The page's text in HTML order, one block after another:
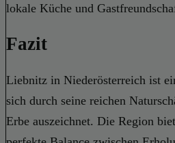
lokale Küche und
Fazit
Liebnitz in Niederösterreich ist
sich durch seine reichen
Erbe auszeichnet. Die Region